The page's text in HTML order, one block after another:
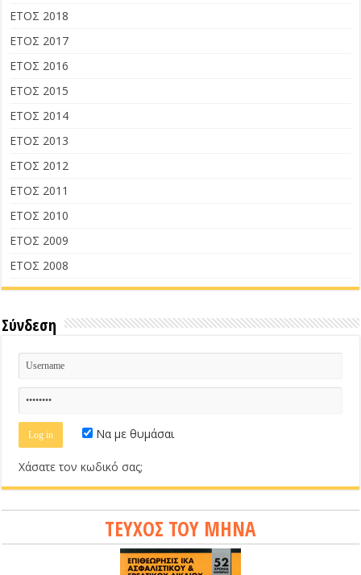
ΕΤΟΣ 2018
ΕΤΟΣ 2017
ΕΤΟΣ 2016
ΕΤΟΣ 2015
ΕΤΟΣ 2014
ΕΤΟΣ 2013
ΕΤΟΣ 2012
ΕΤΟΣ 2011
ΕΤΟΣ 2010
ΕΤΟΣ 2009
ΕΤΟΣ 2008
Σύνδεση
Να με θυμάσαι
Χάσατε τον κωδικό σας;
ΤΕΥΧΟΣ ΤΟΥ ΜΗΝΑ